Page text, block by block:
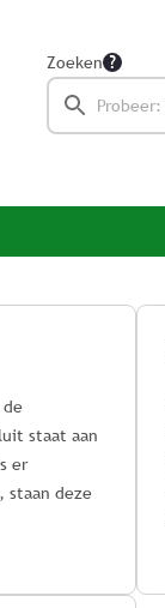
Zoeken
de
staat aan
er
staan deze